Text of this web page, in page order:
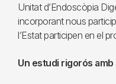
Unitat d’Endoscòpia
incorporant nous
l’Estat participen en el
Un estudi rigorós